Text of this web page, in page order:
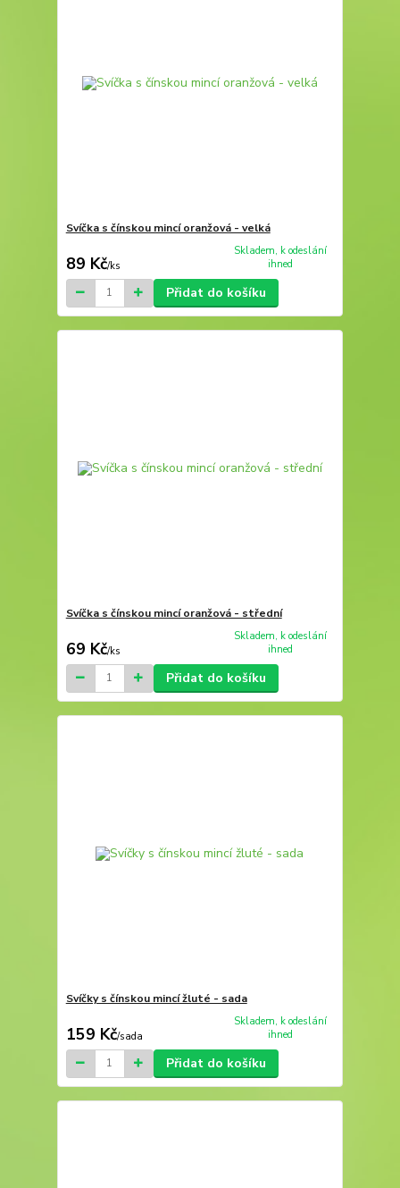
Svíčka s čínskou mincí oranžová - velká
89 Kč/ks
Skladem, k odeslání
ihned
Přidat do košíku
Svíčka s čínskou mincí oranžová - střední
69 Kč/ks
Skladem, k odeslání
ihned
Přidat do košíku
Svíčky s čínskou mincí žluté - sada
159 Kč/sada
Skladem, k odeslání
ihned
Přidat do košíku